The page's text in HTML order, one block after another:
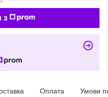
з
Оплата Умови